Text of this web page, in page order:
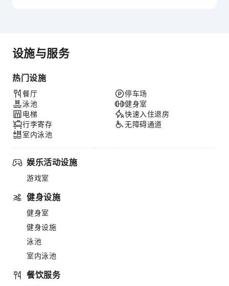
设施与服务
热门设施
餐厅
泳池
电梯
行李寄存
室内泳池
停车场
健身室
快速入住退房
无障碍通道
娱乐活动设施
游戏室
健身设施
健身室
健身设施
泳池
室内泳池
餐饮服务